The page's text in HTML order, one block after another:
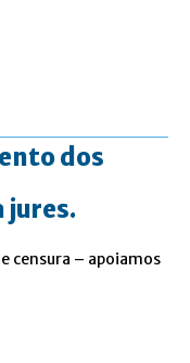
dos
jures.
censura – apoiamos